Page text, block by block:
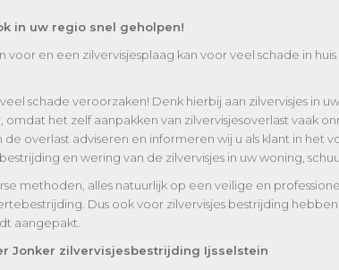
in uw regio snel geholpen!
voor en een zilvervisjesplaag kan voor veel schade in
schade veroorzaken! Denk hierbij aan zilvervisjes in
het zelf aanpakken van zilvervisjesoverlast vaak
overlast adviseren en informeren wij u als klant in het
en wering van de zilvervisjes in uw woning,
methoden, alles natuurlijk op een veilige en
Dus ook voor zilvervisjes bestrijding
aangepakt.
Jonker zilvervisjesbestrijding Ijsselstein